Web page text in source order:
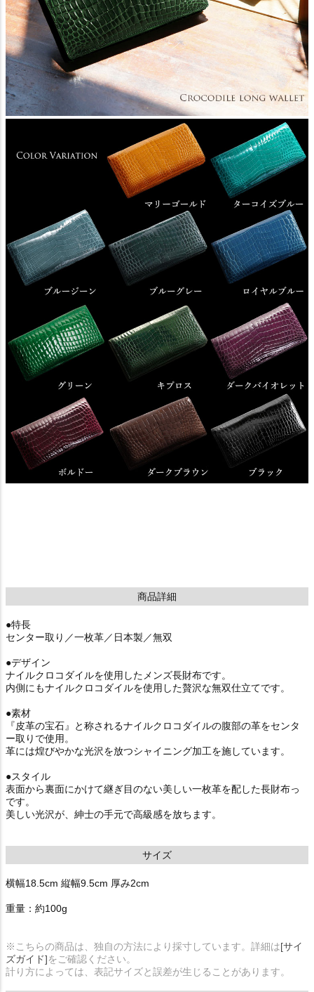
商品詳細
●特長
センター取り／一枚革／日本製／無双
●デザイン
ナイルクロコダイルを使用したメンズ長財布です。
内側にもナイルクロコダイルを使用した贅沢な無双仕立てです。
●素材
『皮革の宝石』と称されるナイルクロコダイルの腹部の革をセンタ
ー取りで使用。
革には煌びやかな光沢を放つシャイニング加工を施しています。
●スタイル
表面から裏面にかけて継ぎ目のない美しい一枚革を配した長財布っ
です。
美しい光沢が、紳士の手元で高級感を放ちます。
サイズ
横幅18.5cm 縦幅9.5cm 厚み2cm
重量：約100g
※こちらの商品は、独自の方法により採寸しています。詳細は[サイ
ズガイド]をご確認ください。
計り方によっては、表記サイズと誤差が生じることがあります。